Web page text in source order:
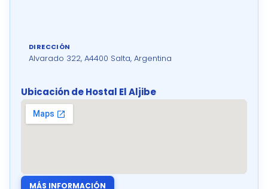
DIRECCIÓN
Alvarado 322, A4400 Salta, Argentina
Ubicación de Hostal El Aljibe
MÁS INFORMACIÓN